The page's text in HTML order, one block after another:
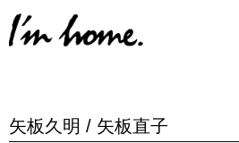
矢板久明 / 矢板直子